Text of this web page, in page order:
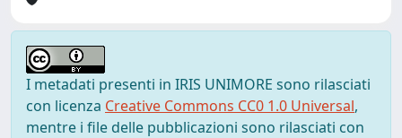
I metadati presenti in IRIS UNIMORE sono rilasciati
con licenza Creative Commons CC0 1.0 Universal,
mentre i file delle pubblicazioni sono rilasciati con